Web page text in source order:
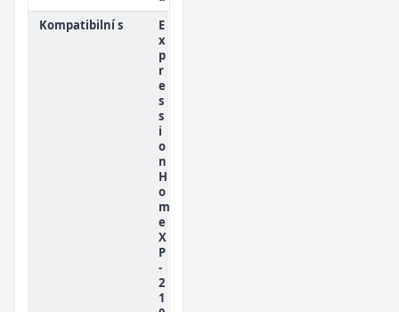
Kompatibilní s
E
x
p
r
e
s
s
i
o
n
H
o
m
e
X
P
-
2
1